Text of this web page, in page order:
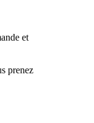
et
prenez